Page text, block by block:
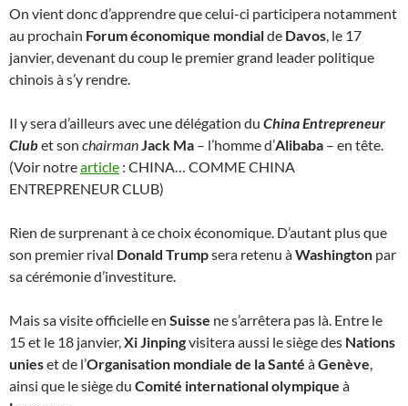
On vient donc d’apprendre que celui-ci participera notamment
au prochain Forum économique mondialde Davos, le 17
janvier, devenant du coup le premier grand leader politique
chinois à s’y rendre.
Il y sera d’ailleurs avec une délégation du China Entrepreneur
Clubet son chairmanJack Ma – l’homme d’Alibaba – en tête.
(Voir notrearticle : CHINA… COMME CHINA
ENTREPRENEUR CLUB)
Rien de surprenant à ce choix économique. D’autant plus que
son premier rival Donald Trumpsera retenu àWashington par
sa cérémonie d’investiture.
Mais sa visite officielle en Suisse ne s’arrêtera pas là. Entre le
15 et le 18 janvier,Xi Jinpingvisitera aussi le siège des Nations
unieset de l’Organisation mondiale de la Santé àGenève,
ainsi que le siège du Comité international olympique à